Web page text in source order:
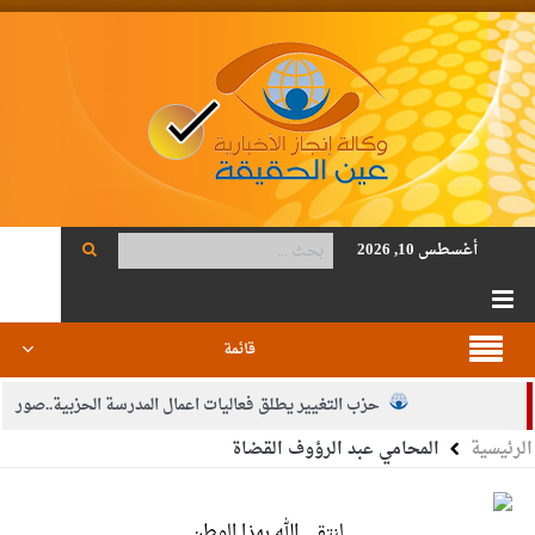
أغسطس 10, 2026
قائمة
حزب التغيير يطلق فعاليات اعمال المدرسة الحزبية..صور
الجيش يفتح باب التجنيد لحملة البكالوريوس في الحقوق والقانون
الرئيسية المحامي عبد الرؤوف القضاة